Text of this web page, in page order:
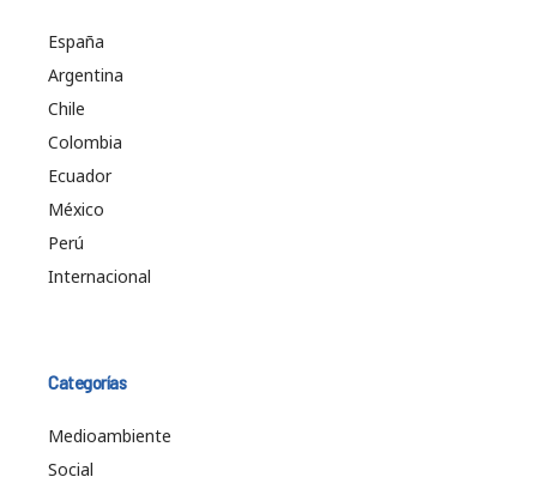
España
Argentina
Chile
Colombia
Ecuador
México
Perú
Internacional
Categorías
Medioambiente
Social